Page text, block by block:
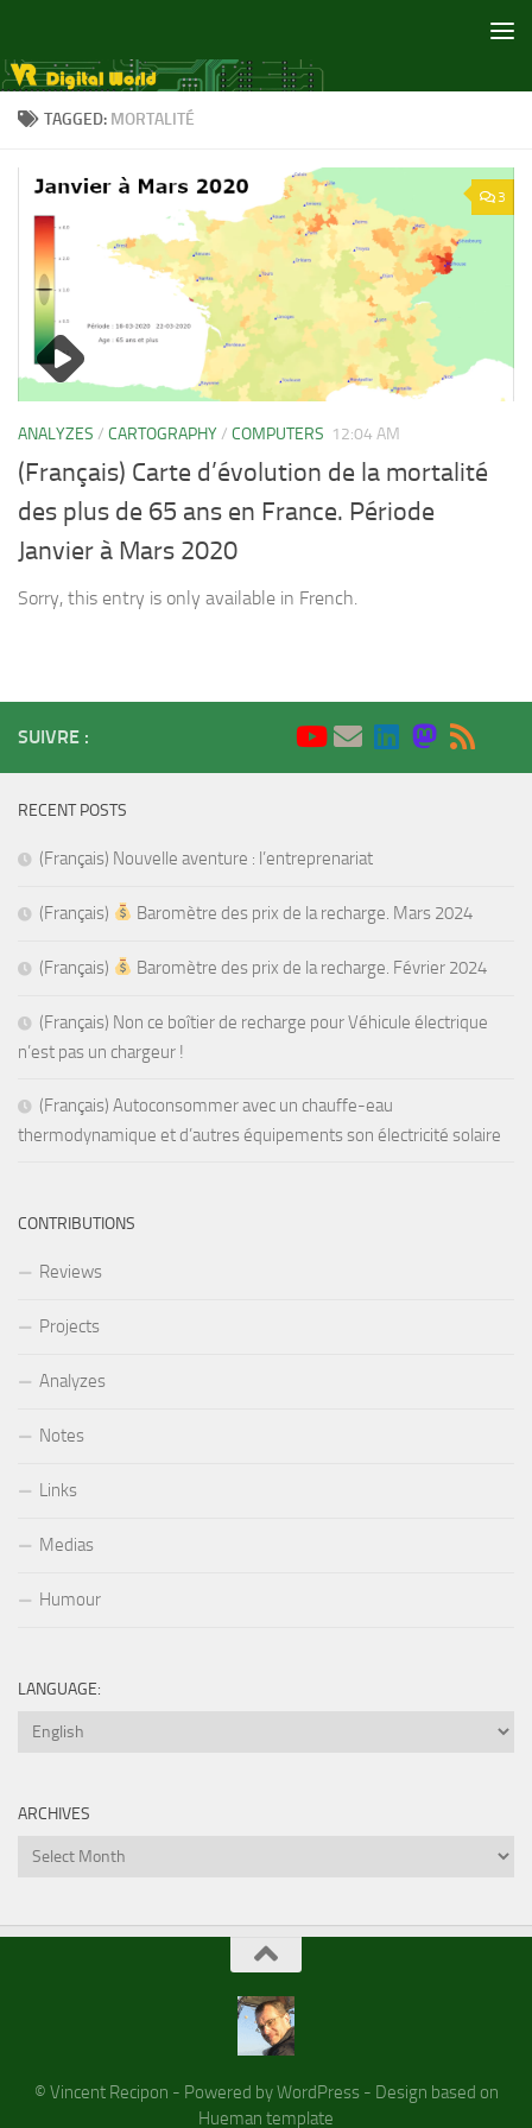
TAGGED: MORTALITÉ
3
ANALYZES / CARTOGRAPHY/ COMPUTERS 12:04 AM
(Français) Carte d’évolution de la mortalité
des plus de 65 ans en France. Période
Janvier à Mars 2020
Sorry, this entry is only available in French.
SUIVRE :
RECENT POSTS
(Français) Nouvelle aventure : l’entreprenariat
(Français) Baromètre des prix de la recharge. Mars 2024
(Français) Baromètre des prix de la recharge. Février 2024
(Français) Non ce boîtier de recharge pour Véhicule électrique
n’est pas un chargeur !
(Français) Autoconsommer avec un chauffe-eau
thermodynamique et d’autres équipements son électricité solaire
CONTRIBUTIONS
Reviews
Projects
Analyzes
Notes
Links
Medias
Humour
LANGUAGE:
ARCHIVES
Archives
© Vincent Recipon - Powered by WordPress - Design based on
Hueman template